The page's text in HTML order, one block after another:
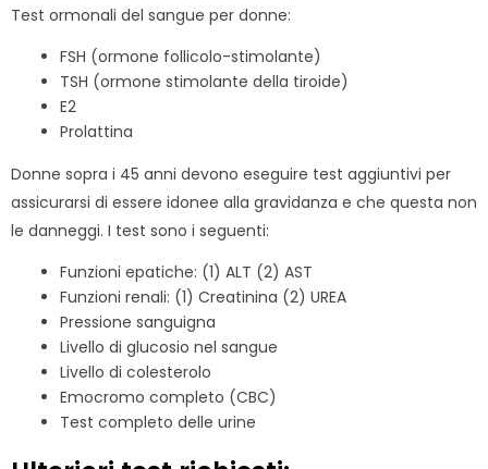
Test ormonali del sangue per donne:
FSH (ormone follicolo-stimolante)
TSH (ormone stimolante della tiroide)
E2
Prolattina
Donne sopra i 45 anni devono eseguire test aggiuntivi per
assicurarsi di essere idonee alla gravidanza e che questa non
le danneggi. I test sono i seguenti:
Funzioni epatiche: (1) ALT (2) AST
Funzioni renali: (1) Creatinina (2) UREA
Pressione sanguigna
Livello di glucosio nel sangue
Livello di colesterolo
Emocromo completo (CBC)
Test completo delle urine